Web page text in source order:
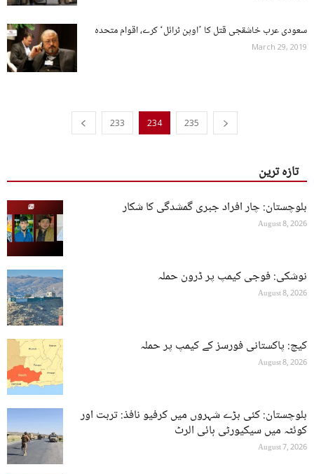
سعودی عرب خاشقجی قتل کا ’اوپن ٹرائل‘ کرے، اقوام متحدہ
March 29, 2019
233 234 235
تازہ ترین
بلوچستان: چار افراد جبری گمشدگی کا شکار
August 8, 2026
نوشکی: فوجی کیمپ پر ڈرون حملہ
August 8, 2026
کیچ: پاکستانی فورسز کے کیمپ پر حملہ
August 8, 2026
بلوچستان: کئی بڑے شہروں میں کرفیو نافذ: تربت اور
کوئٹہ میں سیکیورٹی ہائی الرٹ
August 7, 2026